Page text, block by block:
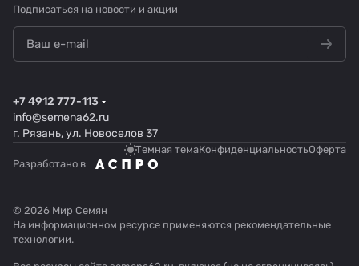
Подписаться на новости и акции
+7 4912 777-113
info@semena62.ru
г. Рязань, ул. Новоселов 37
Темная темаКонфиденциальностьОферта
Разработано в
© 2026 Мир Семян
На информационном ресурсе применяются рекомендательные
технологии.